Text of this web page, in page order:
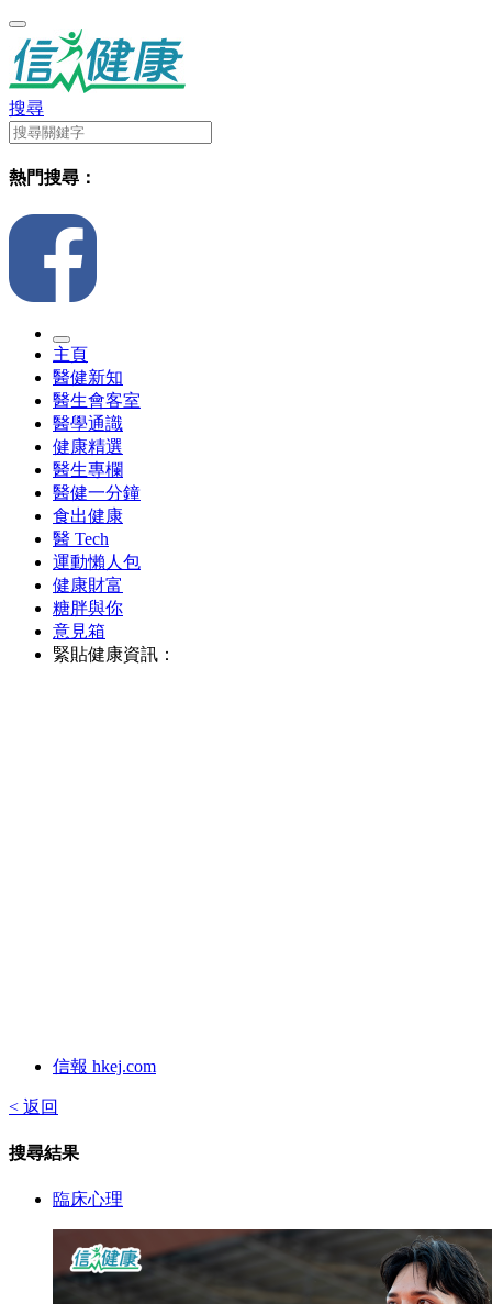
搜尋
熱門搜尋：
主頁
醫健新知
醫生會客室
醫學通識
健康精選
醫生專欄
醫健一分鐘
食出健康
醫 Tech
運動懶人包
健康財富
糖胖與你
意見箱
緊貼健康資訊：
信報 hkej.com
< 返回
搜尋結果
臨床心理